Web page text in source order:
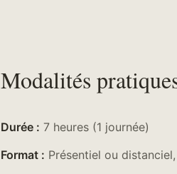
Modalités
Durée : 7 heures (1 journée)
Format : Présentiel ou